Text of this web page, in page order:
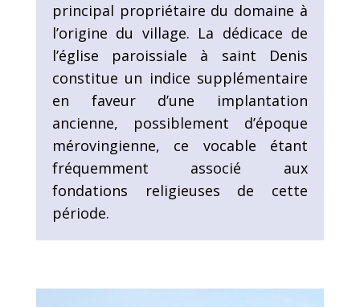
principal propriétaire du domaine à
l’origine du village. La dédicace de
l’église paroissiale à saint Denis
constitue un indice supplémentaire
en faveur d’une implantation
ancienne, possiblement d’époque
mérovingienne, ce vocable étant
fréquemment associé aux
fondations religieuses de cette
période.